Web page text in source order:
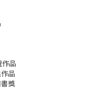
作品
品
獎